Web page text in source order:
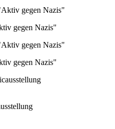
gegen Nazis"
gegen Nazis"